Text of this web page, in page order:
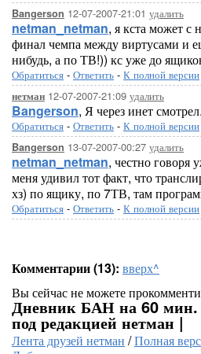
Bangerson 12-07-2007-21:01 удалить
netman_netman, я кста может с
финал чемпа между виртусами и
нибудь, а по ТВ!)) кс уже до
Обратиться - Ответить - К полной версии
нетман 12-07-2007-21:09 удалить
Bangerson, Я через инет
Обратиться - Ответить - К полной версии
Bangerson 13-07-2007-00:27 удалить
netman_netman, честно говоря
меня удивил тот факт, что
хз) по ящику, по 7ТВ, там
Обратиться - Ответить - К полной версии
Комментарии (13): вверх^
Вы сейчас не можете
Дневник БАН на 60 мин.
под редакцией нетман |
Лента друзей нетман /Полная